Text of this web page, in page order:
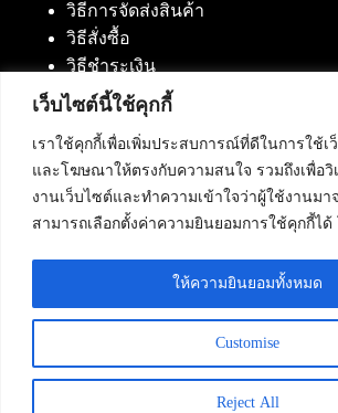
เว็บไซต์นี้ใช้คุกกี้
เราใช้คุกกี้เพื่อเพิ่มประสบการณ์ที่ดีในการใช้เ
และโฆษณาให้ตรงกับความสนใจ รวมถึงเพื่อวิ
งานเว็บไซต์และทำความเข้าใจว่าผู้ใช้งานม
สามารถเลือกตั้งค่าความยินยอมการใช้คุกกี้ได้
Customise
Reject All
ให้ความยินยอมทั้งหมด
วิธีการจัดส่งสินค้า
วิธีสั่งซื้อ
วิธีชำระเงิน
ติดต่อเรา
บริษัท เน็ทฟิวชั่น คอมมิวนิเคชั่น จำกัด
นัมเบอร์วัน-ราม 2 แขวงดอกไม้, เขตประเว
กรุงเทพมหานคร 10250
โทรศัพท์ :084-553-4055,086-309-5259,